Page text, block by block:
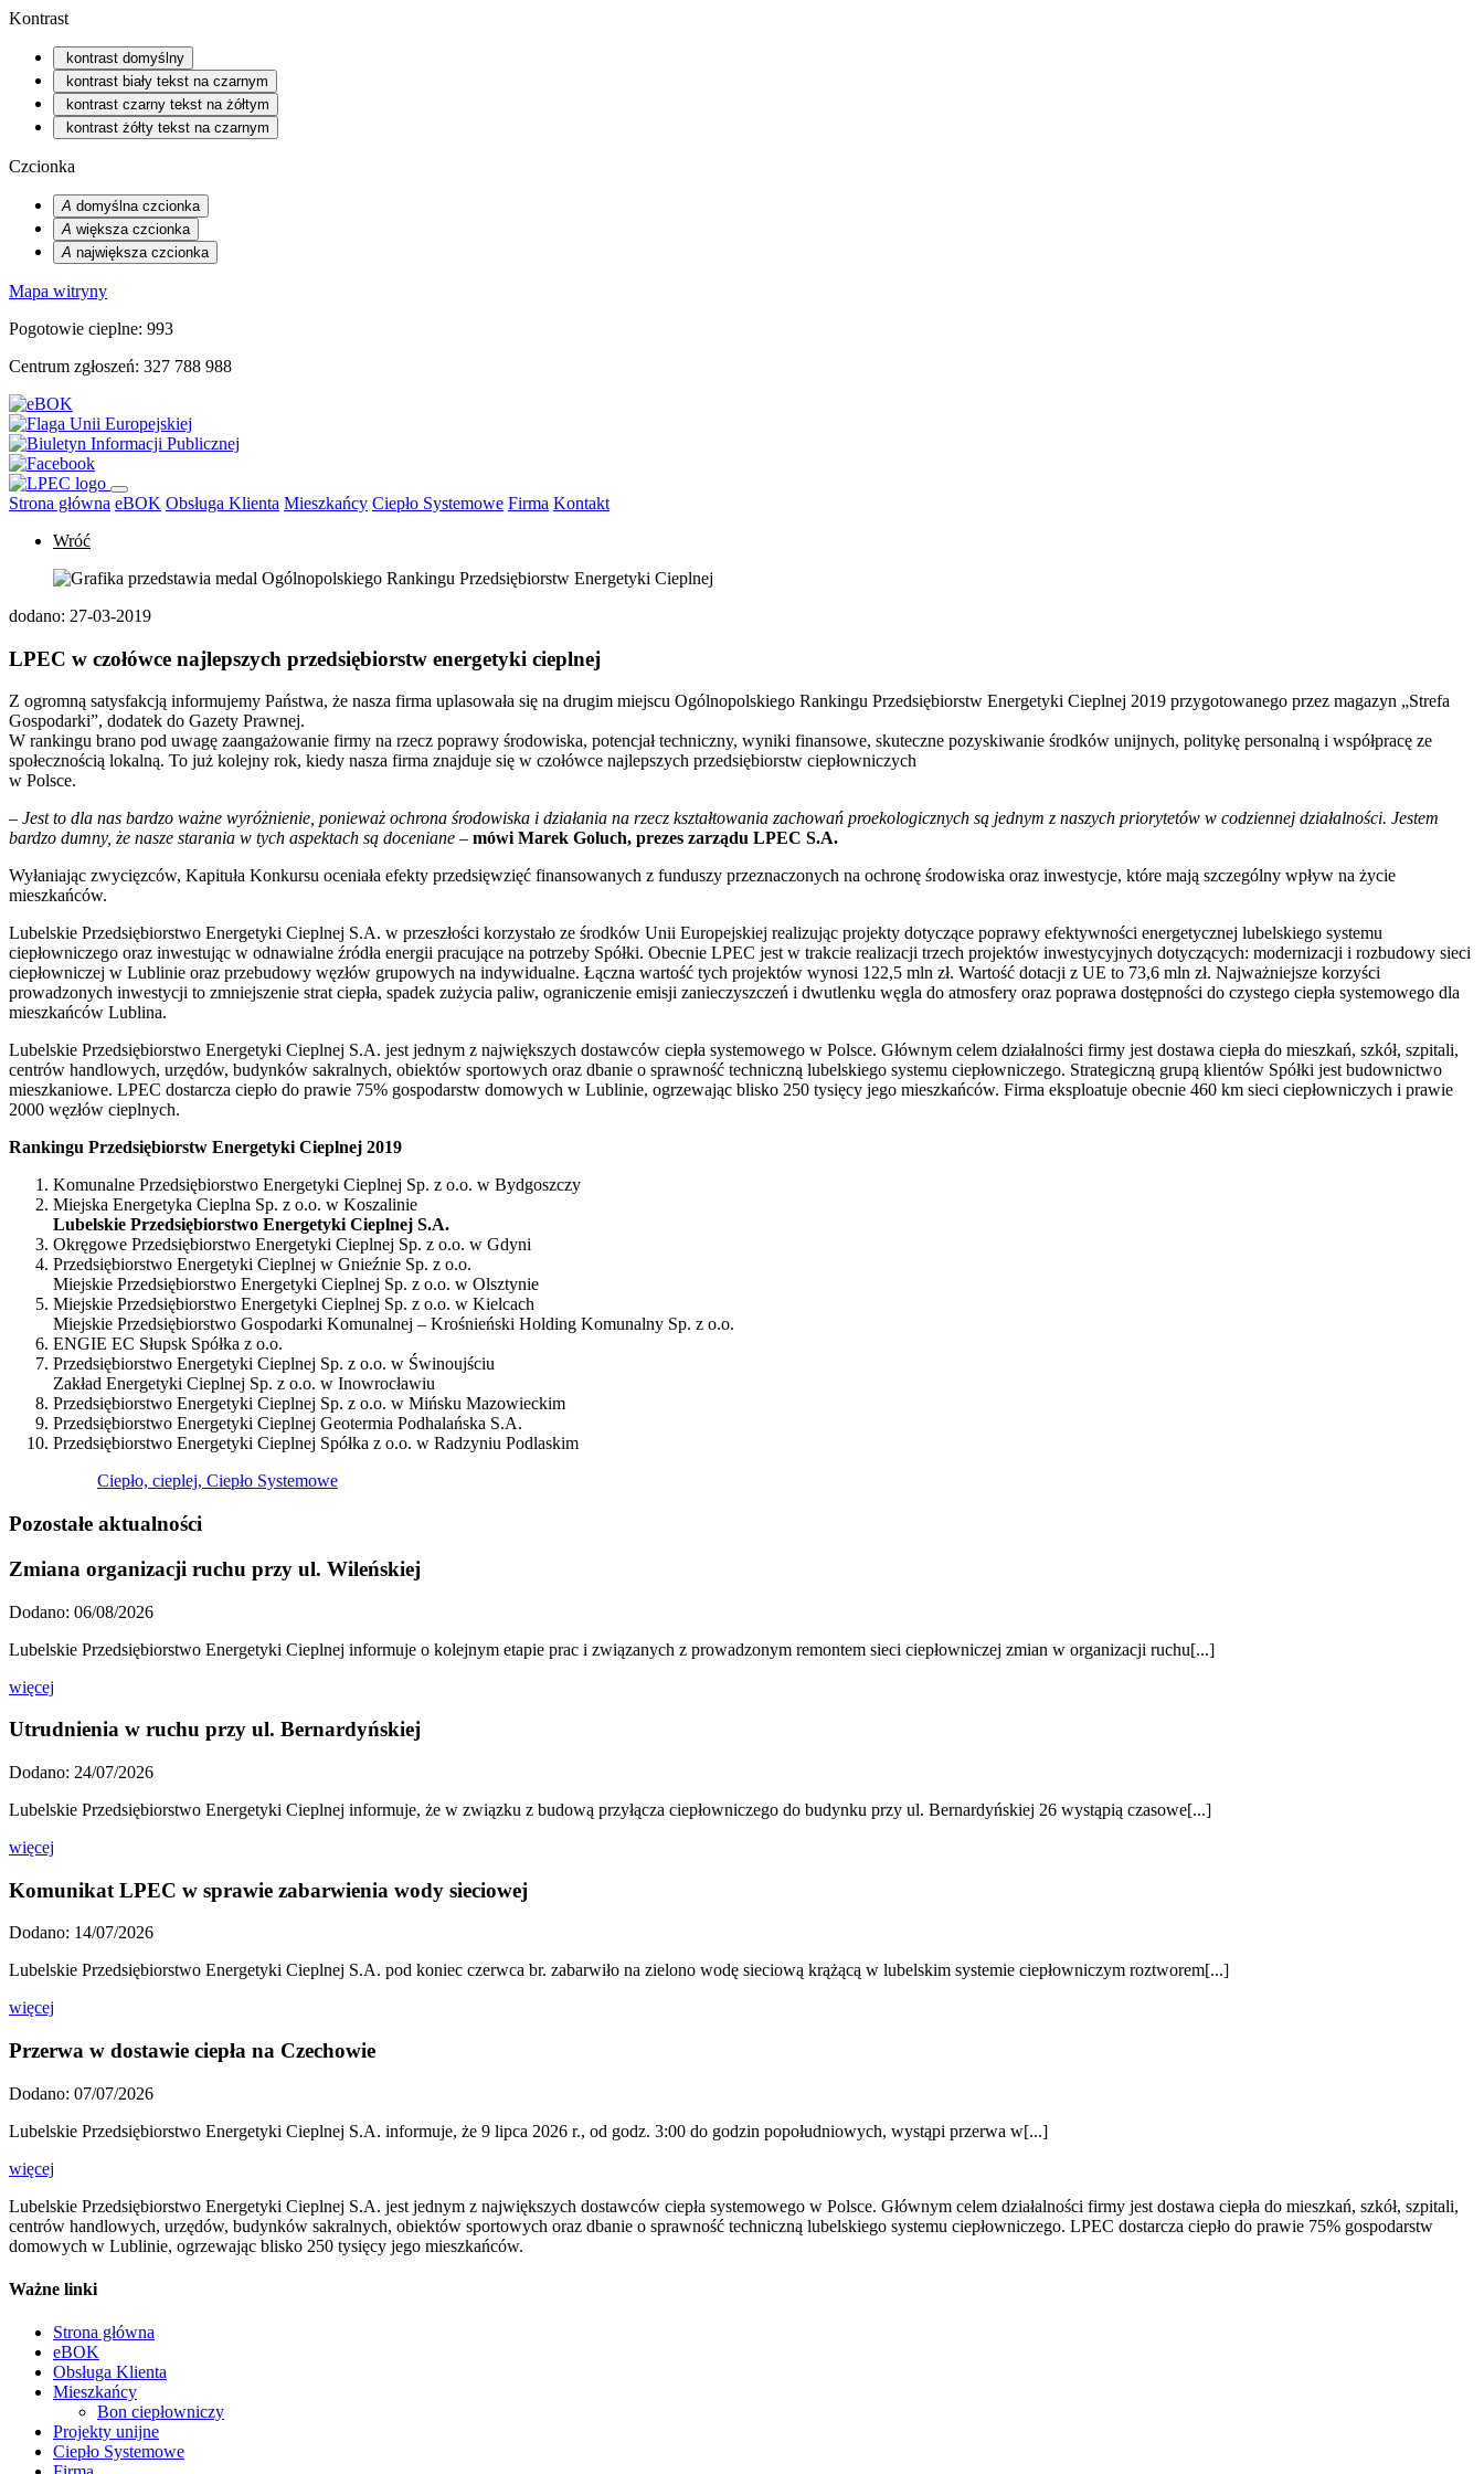
Kontrast
kontrast domyślny
kontrast biały tekst na czarnym
kontrast czarny tekst na żółtym
kontrast żółty tekst na czarnym
Czcionka
A domyślna czcionka
A większa czcionka
A największa czcionka
Mapa witryny
Pogotowie cieplne: 993
Centrum zgłoszeń: 327 788 988
Strona główna eBOK Obsługa Klienta Mieszkańcy Ciepło Systemowe Firma Kontakt
Wróć
dodano: 27-03-2019
LPEC w czołówce najlepszych przedsiębiorstw energetyki cieplnej
Z ogromną satysfakcją informujemy Państwa, że nasza firma uplasowała się na drugim miejscu Ogólnopolskiego Rankingu Przedsiębiorstw Energetyki Cieplnej 2019 przygotowanego przez magazyn „Strefa
Gospodarki”, dodatek do Gazety Prawnej.
W rankingu brano pod uwagę zaangażowanie firmy na rzecz poprawy środowiska, potencjał techniczny, wyniki finansowe, skuteczne pozyskiwanie środków unijnych, politykę personalną i współpracę ze
społecznością lokalną. To już kolejny rok, kiedy nasza firma znajduje się w czołówce najlepszych przedsiębiorstw ciepłowniczych
w Polsce.
– Jest to dla nas bardzo ważne wyróżnienie, ponieważ ochrona środowiska i działania na rzecz kształtowania zachowań proekologicznych są jednym z naszych priorytetów w codziennej działalności. Jestem
bardzo dumny, że nasze starania w tych aspektach są doceniane – mówi Marek Goluch, prezes zarządu LPEC S.A.
Wyłaniając zwycięzców, Kapituła Konkursu oceniała efekty przedsięwzięć finansowanych z funduszy przeznaczonych na ochronę środowiska oraz inwestycje, które mają szczególny wpływ na życie
mieszkańców.
Lubelskie Przedsiębiorstwo Energetyki Cieplnej S.A. w przeszłości korzystało ze środków Unii Europejskiej realizując projekty dotyczące poprawy efektywności energetycznej lubelskiego systemu
ciepłowniczego oraz inwestując w odnawialne źródła energii pracujące na potrzeby Spółki. Obecnie LPEC jest w trakcie realizacji trzech projektów inwestycyjnych dotyczących: modernizacji i rozbudowy sieci
ciepłowniczej w Lublinie oraz przebudowy węzłów grupowych na indywidualne. Łączna wartość tych projektów wynosi 122,5 mln zł. Wartość dotacji z UE to 73,6 mln zł. Najważniejsze korzyści
prowadzonych inwestycji to zmniejszenie strat ciepła, spadek zużycia paliw, ograniczenie emisji zanieczyszczeń i dwutlenku węgla do atmosfery oraz poprawa dostępności do czystego ciepła systemowego dla
mieszkańców Lublina.
Lubelskie Przedsiębiorstwo Energetyki Cieplnej S.A. jest jednym z największych dostawców ciepła systemowego w Polsce. Głównym celem działalności firmy jest dostawa ciepła do mieszkań, szkół, szpitali,
centrów handlowych, urzędów, budynków sakralnych, obiektów sportowych oraz dbanie o sprawność techniczną lubelskiego systemu ciepłowniczego. Strategiczną grupą klientów Spółki jest budownictwo
mieszkaniowe. LPEC dostarcza ciepło do prawie 75% gospodarstw domowych w Lublinie, ogrzewając blisko 250 tysięcy jego mieszkańców. Firma eksploatuje obecnie 460 km sieci ciepłowniczych i prawie
2000 węzłów cieplnych.
Rankingu Przedsiębiorstw Energetyki Cieplnej 2019
Komunalne Przedsiębiorstwo Energetyki Cieplnej Sp. z o.o. w Bydgoszczy
Miejska Energetyka Cieplna Sp. z o.o. w Koszalinie
Lubelskie Przedsiębiorstwo Energetyki Cieplnej S.A.
Okręgowe Przedsiębiorstwo Energetyki Cieplnej Sp. z o.o. w Gdyni
Przedsiębiorstwo Energetyki Cieplnej w Gnieźnie Sp. z o.o.
Miejskie Przedsiębiorstwo Energetyki Cieplnej Sp. z o.o. w Olsztynie
Miejskie Przedsiębiorstwo Energetyki Cieplnej Sp. z o.o. w Kielcach
Miejskie Przedsiębiorstwo Gospodarki Komunalnej – Krośnieński Holding Komunalny Sp. z o.o.
ENGIE EC Słupsk Spółka z o.o.
Przedsiębiorstwo Energetyki Cieplnej Sp. z o.o. w Świnoujściu
Zakład Energetyki Cieplnej Sp. z o.o. w Inowrocławiu
Przedsiębiorstwo Energetyki Cieplnej Sp. z o.o. w Mińsku Mazowieckim
Przedsiębiorstwo Energetyki Cieplnej Geotermia Podhalańska S.A.
Przedsiębiorstwo Energetyki Cieplnej Spółka z o.o. w Radzyniu Podlaskim
Ciepło, cieplej, Ciepło Systemowe
Pozostałe aktualności
Zmiana organizacji ruchu przy ul. Wileńskiej
Dodano: 06/08/2026
Lubelskie Przedsiębiorstwo Energetyki Cieplnej informuje o kolejnym etapie prac i związanych z prowadzonym remontem sieci ciepłowniczej zmian w organizacji ruchu[...]
więcej
Utrudnienia w ruchu przy ul. Bernardyńskiej
Dodano: 24/07/2026
Lubelskie Przedsiębiorstwo Energetyki Cieplnej informuje, że w związku z budową przyłącza ciepłowniczego do budynku przy ul. Bernardyńskiej 26 wystąpią czasowe[...]
więcej
Komunikat LPEC w sprawie zabarwienia wody sieciowej
Dodano: 14/07/2026
Lubelskie Przedsiębiorstwo Energetyki Cieplnej S.A. pod koniec czerwca br. zabarwiło na zielono wodę sieciową krążącą w lubelskim systemie ciepłowniczym roztworem[...]
więcej
Przerwa w dostawie ciepła na Czechowie
Dodano: 07/07/2026
Lubelskie Przedsiębiorstwo Energetyki Cieplnej S.A. informuje, że 9 lipca 2026 r., od godz. 3:00 do godzin popołudniowych, wystąpi przerwa w[...]
więcej
Lubelskie Przedsiębiorstwo Energetyki Cieplnej S.A. jest jednym z największych dostawców ciepła systemowego w Polsce. Głównym celem działalności firmy jest dostawa ciepła do mieszkań, szkół, szpitali,
centrów handlowych, urzędów, budynków sakralnych, obiektów sportowych oraz dbanie o sprawność techniczną lubelskiego systemu ciepłowniczego. LPEC dostarcza ciepło do prawie 75% gospodarstw
domowych w Lublinie, ogrzewając blisko 250 tysięcy jego mieszkańców.
Ważne linki
Strona główna
eBOK
Obsługa Klienta
Mieszkańcy
Bon ciepłowniczy
Projekty unijne
Ciepło Systemowe